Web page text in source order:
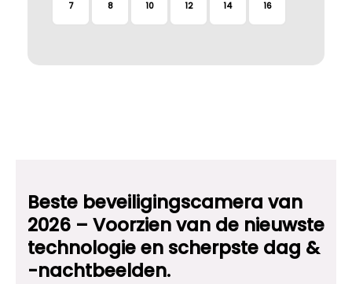
7 8 10 12 14 16
Beste beveiligingscamera van
2026 – Voorzien van de nieuwste
technologie en scherpste dag &
-nachtbeelden.